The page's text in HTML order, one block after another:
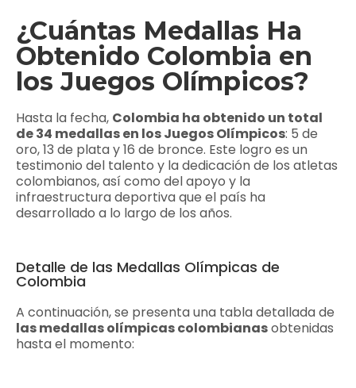
¿Cuántas Medallas Ha
Obtenido Colombia en
los Juegos Olímpicos?
Hasta la fecha, Colombia ha obtenido un total
de 34 medallas en los Juegos Olímpicos: 5 de
oro, 13 de plata y 16 de bronce. Este logro es un
testimonio del talento y la dedicación de los atletas
colombianos, así como del apoyo y la
infraestructura deportiva que el país ha
desarrollado a lo largo de los años.
Detalle de las Medallas Olímpicas de
Colombia
A continuación, se presenta una tabla detallada de
las medallas olímpicas colombianasobtenidas
hasta el momento: